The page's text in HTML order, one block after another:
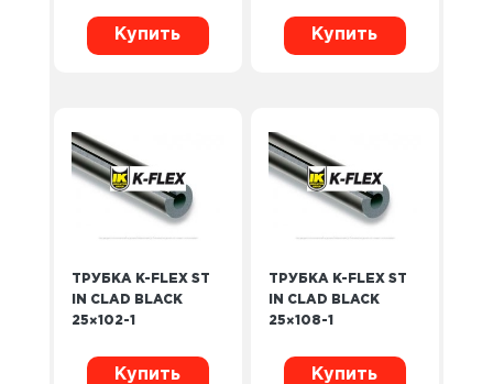
Купить Купить
ТРУБКА K-FLEX ST
IN CLAD BLACK
25×102-1
Купить
ТРУБКА K-FLEX ST
IN CLAD BLACK
25×108-1
Купить